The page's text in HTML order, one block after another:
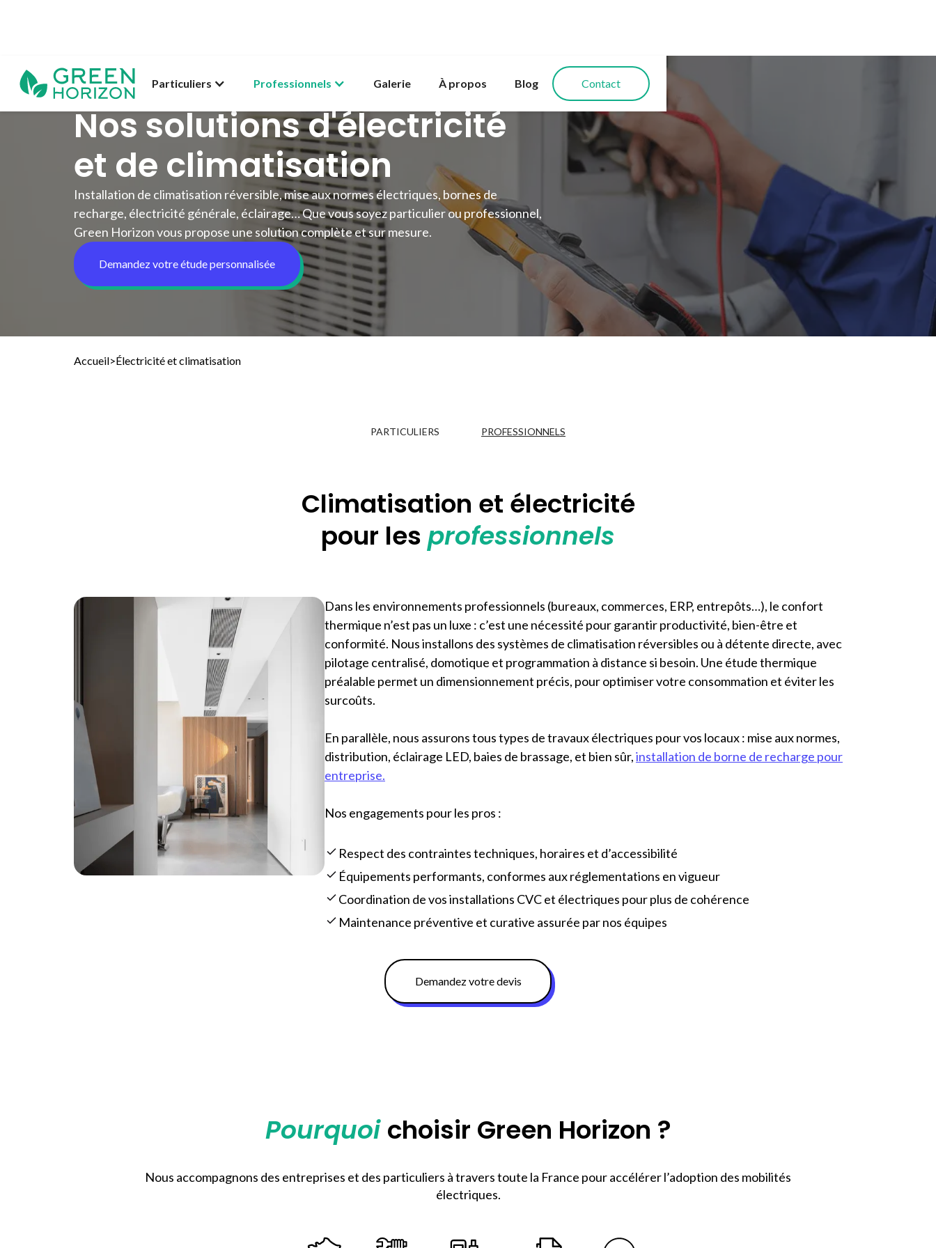
Particuliers Professionnels Galerie À propos Blog Contact
Nos solutions d'électricité
et de climatisation
Installation de climatisation réversible, mise aux normes électriques, bornes de
recharge, électricité générale, éclairage… Que vous soyez particulier ou professionnel,
Green Horizon vous propose une solution complète et sur mesure.
Demandez votre étude personnalisée
Accueil>Électricité et climatisation
PARTICULIERS PROFESSIONNELS
Climatisation et électricité
pour lesprofessionnels
Dans les environnements professionnels (bureaux, commerces, ERP, entrepôts…), le confort
thermique n’est pas un luxe : c’est une nécessité pour garantir productivité, bien-être et
conformité. Nous installons des systèmes de climatisation réversibles ou à détente directe, avec
pilotage centralisé, domotique et programmation à distance si besoin. Une étude thermique
préalable permet un dimensionnement précis, pour optimiser votre consommation et éviter les
surcoûts.
En parallèle, nous assurons tous types de travaux électriques pour vos locaux : mise aux normes,
distribution, éclairage LED, baies de brassage, et bien sûr,installation de borne de recharge pour
entreprise.
Nos engagements pour les pros :
Respect des contraintes techniques, horaires et d’accessibilité
Équipements performants, conformes aux réglementations en vigueur
Coordination de vos installations CVC et électriques pour plus de cohérence
Maintenance préventive et curative assurée par nos équipes
Demandez votre devis
Pourquoichoisir Green Horizon ?
Nous accompagnons des entreprises et des particuliers à travers toute la France pour accélérer l’adoption des mobilités
électriques.